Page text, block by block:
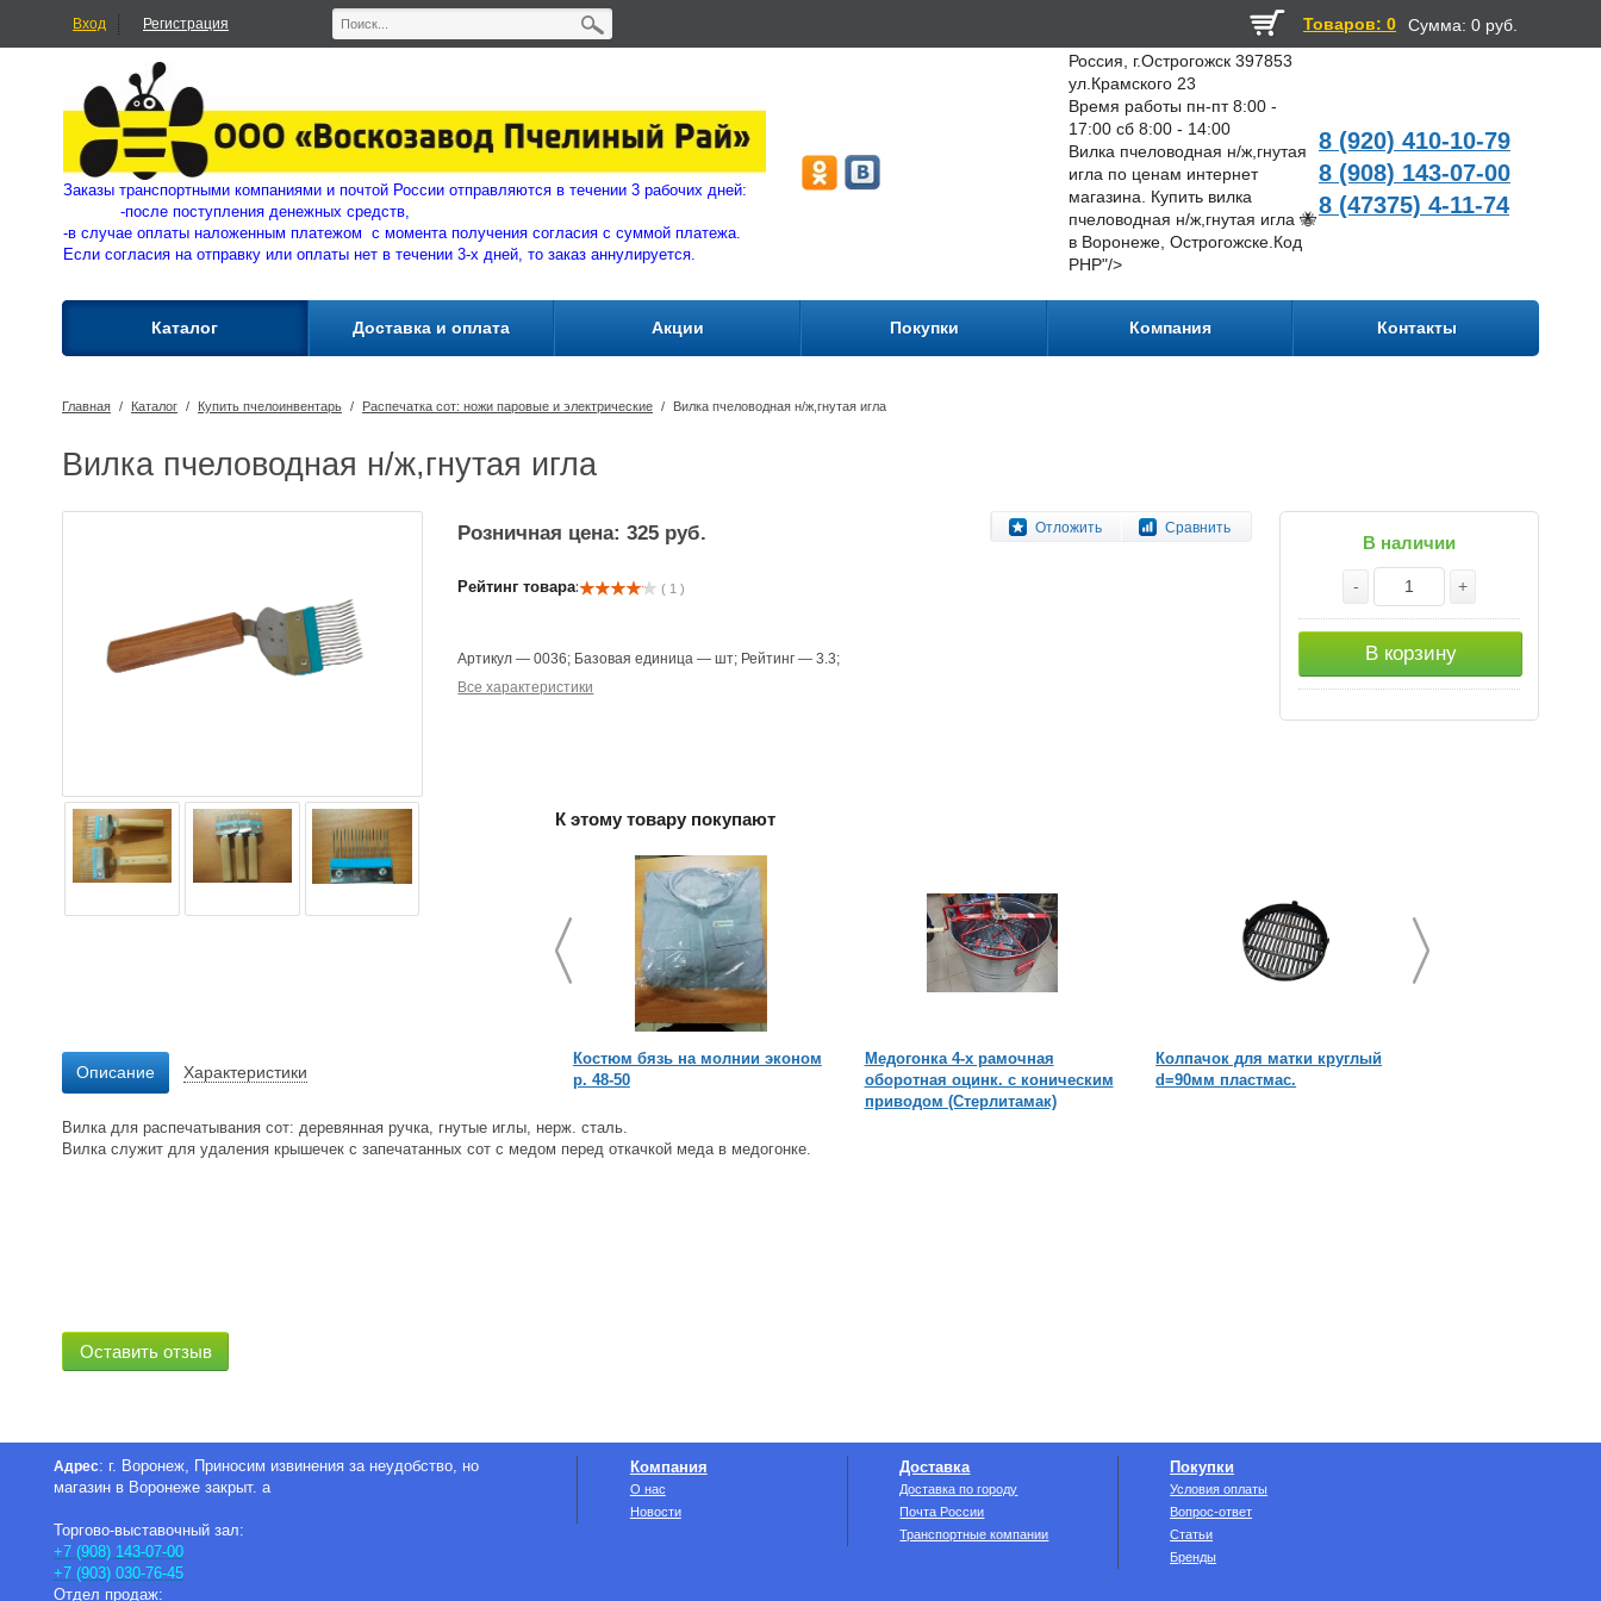
Вход Регистрация Товаров: 0 Сумма: 0 руб.
Заказы транспортными компаниями и почтой России отправляются в течении 3 рабочих дней:
-после поступления денежных средств,
-в случае оплаты наложенным платежом с момента получения согласия с суммой платежа.
Если согласия на отправку или оплаты нет в течении 3-х дней, то заказ аннулируется.
Россия, г.Острогожск 397853
ул.Крамского 23
Время работы пн-пт 8:00 -
17:00 сб 8:00 - 14:00
Вилка пчеловодная н/ж,гнутая
игла по ценам интернет
магазина. Купить вилка
пчеловодная н/ж,гнутая игла 🐝
в Воронеже, Острогожске. Код
PHP"/>
8 (920) 410-10-79
8 (908) 143-07-00
8 (47375) 4-11-74
Каталог Доставка и оплата Акции Покупки Компания Контакты
Главная / Каталог / Купить пчелоинвентарь / Распечатка сот: ножи паровые и электрические / Вилка пчеловодная н/ж,гнутая игла
Вилка пчеловодная н/ж,гнутая игла
Отложить Сравнить
Розничная цена: 325 руб.
Рейтинг товара: ( 1 )
Артикул —0036; Базовая единица —шт; Рейтинг —3.3;
Все характеристики
К этому товару покупают
Костюм бязь на молнии эконом
р. 48-50
Медогонка 4-х рамочная
оборотная оцинк. с коническим
приводом (Стерлитамак)
Колпачок для матки круглый
d=90мм пластмас.
В наличии
- +
В корзину
Описание Характеристики
Вилка для распечатывания сот: деревянная ручка, гнутые иглы, нерж. сталь.
Вилка служит для удаления крышечек с запечатанных сот с медом перед откачкой меда в медогонке.
Оставить отзыв
Адрес: г. Воронеж, Приносим извинения за неудобство, но
магазин в Воронеже закрыт. а
Торгово-выставочный зал:
+7 (908) 143-07-00
+7 (903) 030-76-45
Отдел продаж:
Компания
О нас
Новости
Доставка
Доставка по городу
Почта России
Транспортные компании
Покупки
Условия оплаты
Вопрос-ответ
Статьи
Бренды